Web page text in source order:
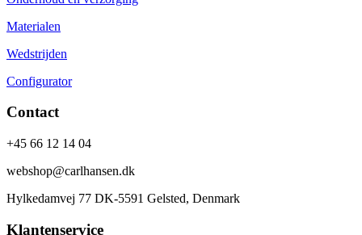
Materialen
Wedstrijden
Configurator
Contact
+45 66 12 14 04
webshop@carlhansen.dk
Hylkedamvej 77 DK-5591 Gelsted, Denmark
Klantenservice